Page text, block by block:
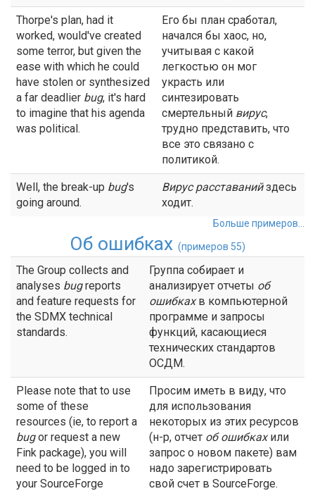
Thorpe's plan, had it
worked, would've created
some terror, but given the
ease with which he could
have stolen or synthesized
a far deadlier bug, it's hard
to imagine that his agenda
was political.
Его бы план сработал,
начался бы хаос, но,
учитывая с какой
легкостью он мог
украсть или
синтезировать
смертельный вирус,
трудно представить, что
все это связано с
политикой.
Well, the break-up bug's
going around.
Вирусрасставанийздесь
ходит.
Больше примеров...
Об ошибках (примеров 55)
The Group collects and
analyses bugreports
and feature requests for
the SDMX technical
standards.
Группа собирает и
анализирует отчеты об
ошибкахв компьютерной
программе и запросы
функций, касающиеся
технических стандартов
ОСДМ.
Please note that to use
some of these
resources (ie, to report a
bugor request a new
Fink package), you will
need to be logged in to
your SourceForge
Просим иметь в виду, что
для использования
некоторых из этих ресурсов
(н-р, отчет об ошибкахили
запрос о новом пакете) вам
надо зарегистрировать
свой счет в SourceForge.